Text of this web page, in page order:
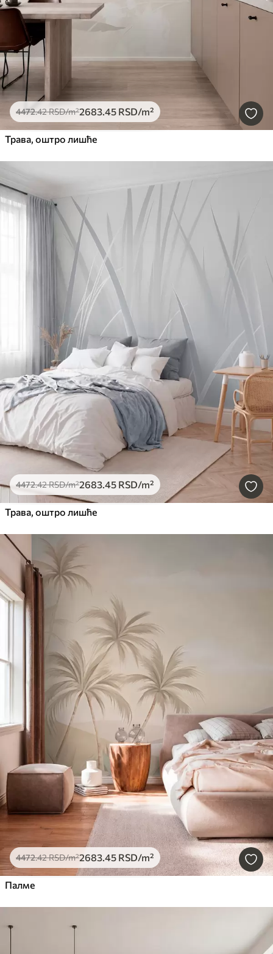
4472.42RSD/m²2683.45 RSD/m²
Трава, оштро лишће
4472.42RSD/m²2683.45 RSD/m²
Трава, оштро лишће
4472.42RSD/m²2683.45 RSD/m²
Палме